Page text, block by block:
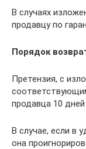
В случаях
продавцу по
Порядок
Претензия, с
продавца 10
В случае, если в
она